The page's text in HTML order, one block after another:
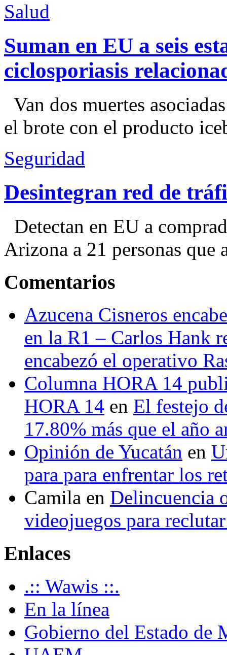
Salud
Suman en EU a seis
ciclosporiasis
Van dos muertes
el brote con el producto
Seguridad
Desintegran red de
Detectan en EU a
Arizona a 21 personas que
Comentarios
Azucena Cisneros
en la R1 – Carlos Hank
encabezó el operativo
Columna HORA 14
HORA 14 en El festejo
17.80% más que el año
Opinión de Yucatán en
para para enfrentar los
Camila en Delincuencia
videojuegos para
Enlaces
.:: Wawis ::.
En la línea
Gobierno del Estado de